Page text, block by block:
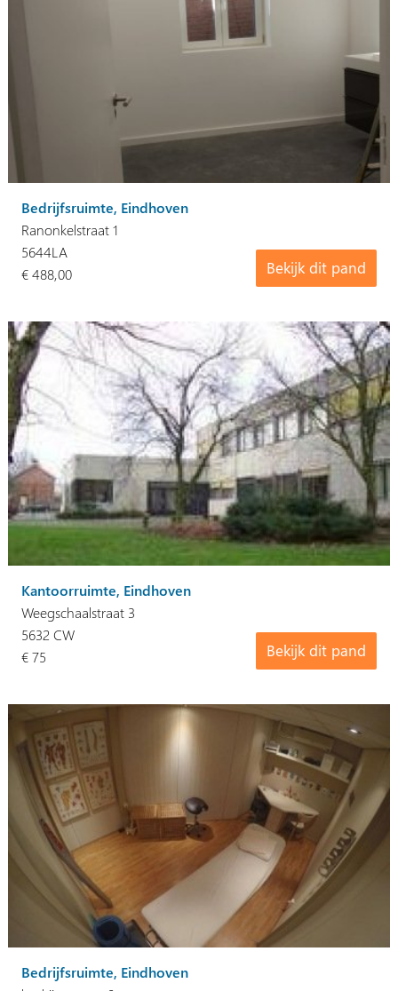
Bedrijfsruimte, Eindhoven
Ranonkelstraat 1
Bekijk dit pand
5644LA
€ 488,00
Kantoorruimte, Eindhoven
Weegschaalstraat 3
Bekijk dit pand
5632 CW
€ 75
Bedrijfsruimte, Eindhoven